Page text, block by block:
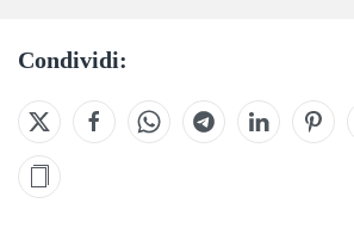
Condividi: